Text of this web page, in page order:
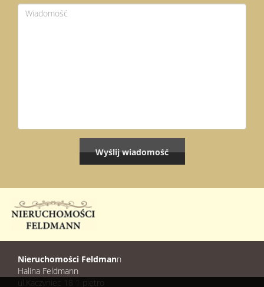
Nieruchomości Feldmann
Halina Feldmann
ul.Kaczyniec 18 1 piętro